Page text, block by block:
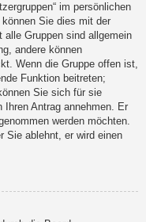
im persönlichen
Sie dies mit der
Gruppen sind allgemein
andere können
Wenn die Gruppe offen ist,
Funktion beitreten;
Sie sich für sie
Ihren Antrag annehmen. Er
werden möchten.
Sie ablehnt, er wird einen